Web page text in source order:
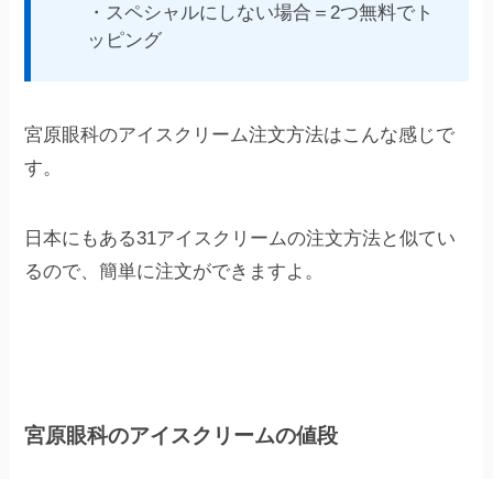
・スペシャルにしない場合＝2つ無料でト
ッピング
宮原眼科のアイスクリーム注文方法はこんな感じで
す。
日本にもある31アイスクリームの注文方法と似てい
るので、簡単に注文ができますよ。
宮原眼科のアイスクリームの値段